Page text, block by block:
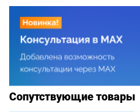
Сопутствующие товары